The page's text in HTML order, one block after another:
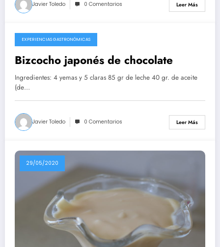
Javier Toledo 0 Comentarios Leer Más
10/08/2020
EXPERIENCIAS GASTRONÓMICAS
Bizcocho japonés de chocolate
Ingredientes: 4 yemas y 5 claras 85 gr de leche 40 gr. de aceite
(de…
Javier Toledo 0 Comentarios Leer Más
29/05/2020